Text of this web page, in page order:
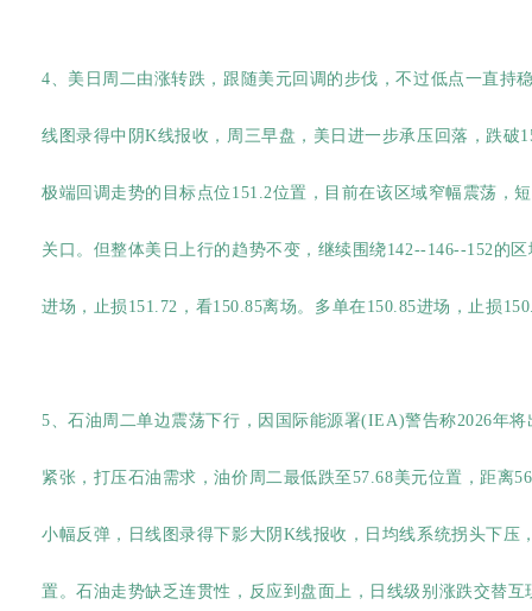
4、美日周二由涨转跌，跟随美元回调的步伐，不过低点一直持
线图录得中阴K线报收，周三早盘，美日进一步承压回落，跌破
极端回调走势的目标点位151.2位置，目前在该区域窄幅震荡，
关口。但整体美日上行的趋势不变，继续围绕142--146--152的
进场，止损151.72，看150.85离场。多单在150.85进场，止损
5、石油周二单边震荡下行，因国际能源署(IEA)警告称2026年
紧张，打压石油需求，油价周二最低跌至57.68美元位置，距离
小幅反弹，日线图录得下影大阴K线报收，日均线系统拐头下压
置。石油走势缺乏连贯性，反应到盘面上，日线级别涨跌交替